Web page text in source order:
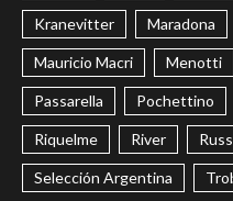
Kranevitter Maradona
Mauricio Macri Menotti
Passarella Pochettino
Riquelme River
Selección Argentina